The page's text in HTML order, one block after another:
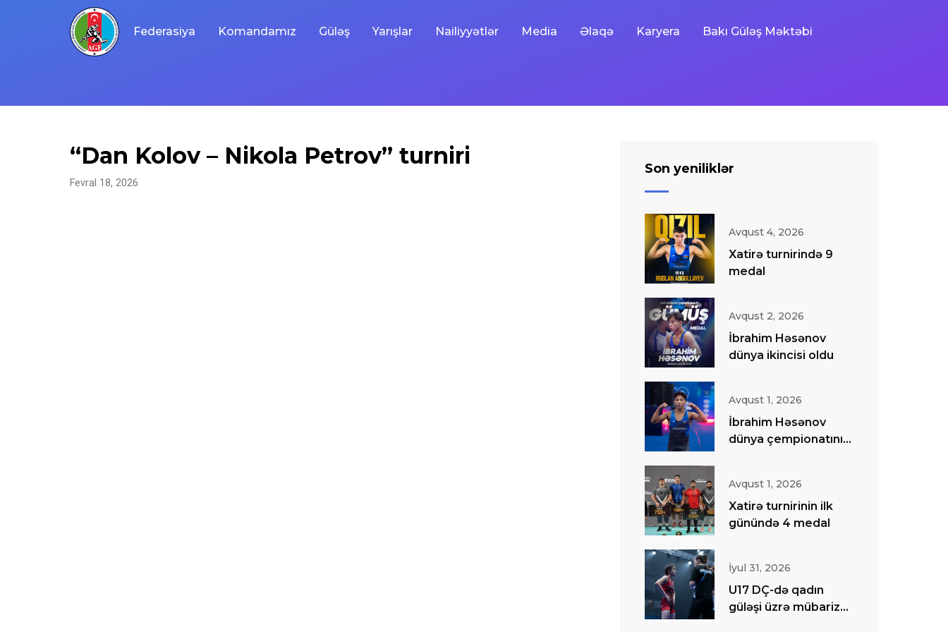
Federasiya Komandamız Güləş Yarışlar Nailiyyətlər Media Əlaqə Karyera Bakı Güləş Məktəbi
“Dan Kolov – Nikola Petrov” turniri
Fevral 18, 2026
Son yeniliklər
Avqust 4, 2026
Xatirə turnirində 9
medal
Avqust 2, 2026
İbrahim Həsənov
dünya ikincisi oldu
Avqust 1, 2026
İbrahim Həsənov
dünya çempionatının
Avqust 1, 2026
Xatirə turnirinin ilk
günündə 4 medal
İyul 31, 2026
U17 DÇ-də qadın
güləşi üzrə mübarizə